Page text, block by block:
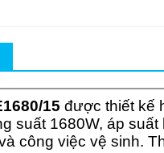
15 được thiết kế
suất 1680W, áp
công việc vệ sinh.